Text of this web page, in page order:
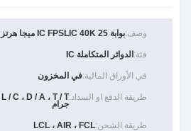
وصف:بوابة IC FPSLIC 40K 25 ميجا هرتز 144LQFP
فئة: الدوائر المتكاملة IC
في الأوراق المالية:في المخزون
طريقة الدفع او السداد:
جرام
طريقة الشحن:LCL ، AIR ، FCL